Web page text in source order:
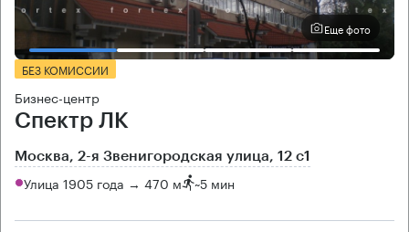
Еще фото
БЕЗ КОМИССИИ
Бизнес-центр
Спектр ЛК
Москва, 2-я Звенигородская улица, 12 с1
Улица 1905 года → 470 м ~5 мин